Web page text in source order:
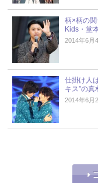
柄×柄の
Kids・堂
2014年6月
仕掛け人
キス”の真
2014年6月